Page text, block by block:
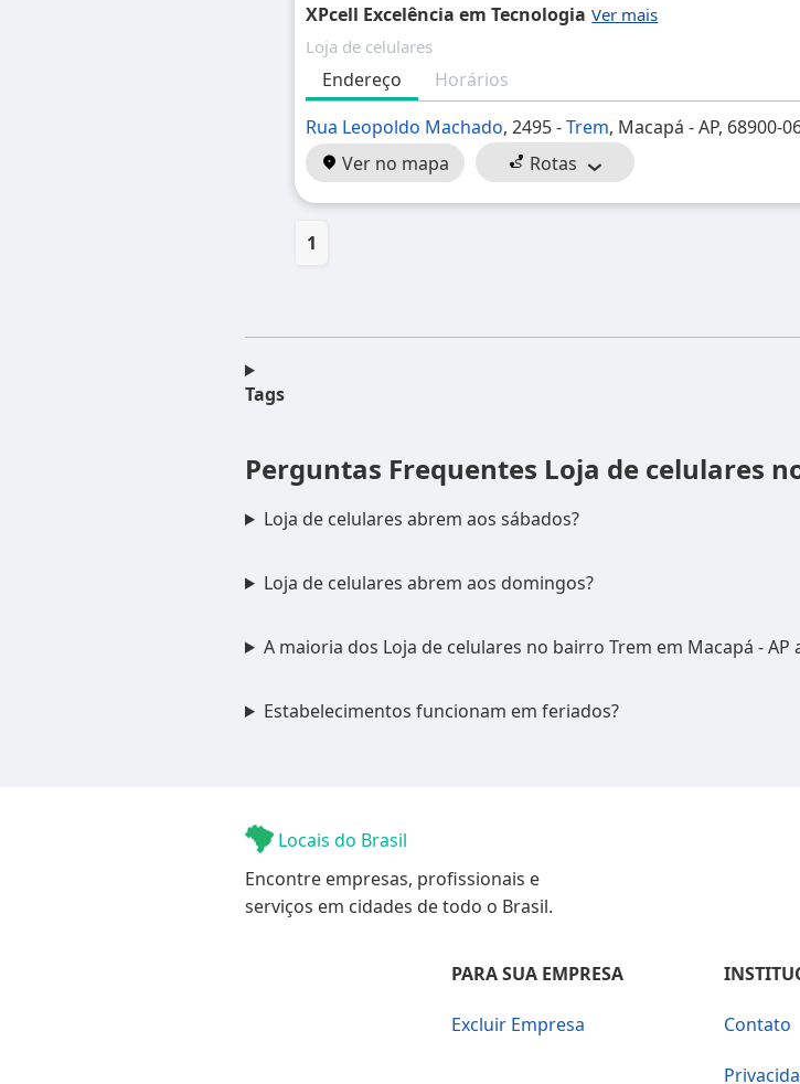
XPcell Excelência em Tecnologia
Loja de celulares
Endereço
Horários
Rua Leopoldo Machado, 2495 -Trem, Macapá - AP, 68900-
Ver no mapa
Rotas
1
Tags
Perguntas Frequentes Loja de celulares
Loja de celulares abrem aos sábados?
Loja de celulares abrem aos domingos?
A maioria dos Loja de celulares no bairro Trem em Macapá - AP
Estabelecimentos funcionam em feriados?
Locais do Brasil
Encontre empresas, profissionais e
serviços em cidades de todo o Brasil.
PARA SUA EMPRESA
Excluir Empresa Contato